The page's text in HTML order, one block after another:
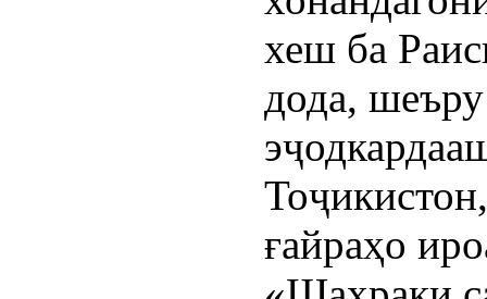
хеш ба
дода,
ғайраҳо